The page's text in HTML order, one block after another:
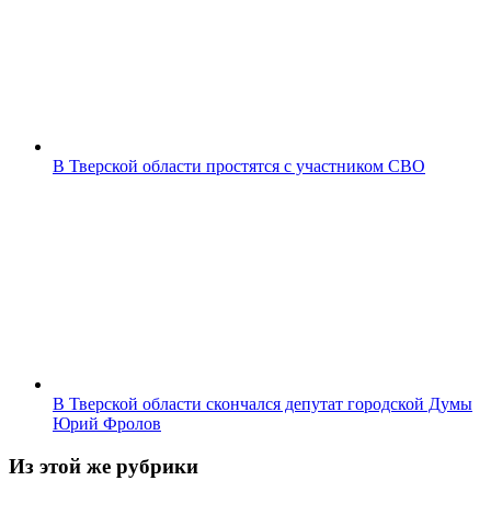
В Тверской области простятся с участником СВО
В Тверской области скончался депутат городской Думы
Юрий Фролов
Из этой же рубрики